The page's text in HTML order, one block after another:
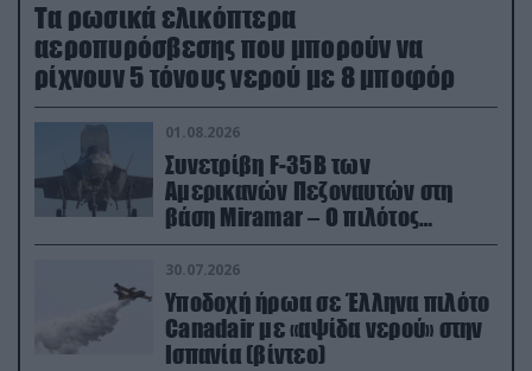
Τα ρωσικά ελικόπτερα
αεροπυρόσβεσης που μπορούν να
ρίχνουν 5 τόνους νερού με 8 μποφόρ
01.08.2026
Συνετρίβη F-35B των
Αμερικανών Πεζοναυτών στη
βάση Miramar – Ο πιλότος
εκτινάχθηκε εγκαίρως
30.07.2026
Υποδοχή ήρωα σε Έλληνα πιλότο
Canadair με «αψίδα νερού» στην
Ισπανία (βίντεο)